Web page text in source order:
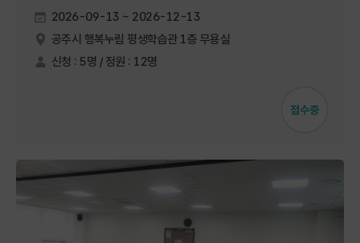
2026-09-13 ~ 2026-12-13
공주시 행복누림 평생학습관 1층 무용실
신청 : 5명 / 정원 : 12명
접수중